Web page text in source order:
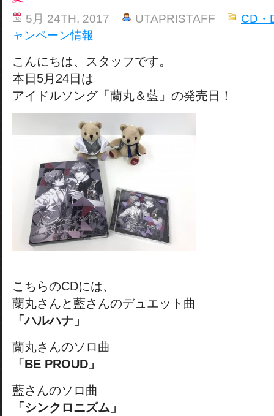
5月 24TH, 2017 UTAPRISTAFF
CD・
ャンペーン情報
こんにちは、スタッフです。
本日5月24日は
アイドルソング「蘭丸＆藍」の発売日！
こちらのCDには、
蘭丸さんと藍さんのデュエット曲
「ハルハナ」
蘭丸さんのソロ曲
「BE PROUD 」
藍さんのソロ曲
「シンクロニズム」